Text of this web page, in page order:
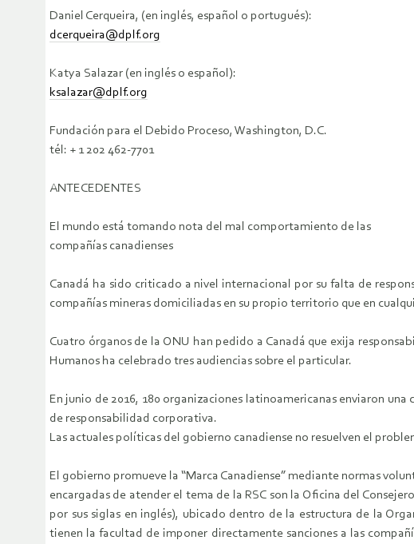
Daniel Cerqueira, (en inglés, español o portugués):
dcerqueira@dplf.org
Katya Salazar (en inglés o español):
ksalazar@dplf.org
Fundación para el Debido Proceso, Washington, D.C.
tél: + 1 202 462-7701
ANTECEDENTES
El mundo está tomando nota del mal comportamiento de las
compañías canadienses
Canadá ha sido criticado a nivel internacional por su falta de
compañías mineras domiciliadas en su propio territorio que en
Cuatro órganos de la ONU han pedido a Canadá que exija
Humanos ha celebrado tres audiencias sobre el particular.
En junio de 2016, 180 organizaciones latinoamericanas enviaron
de responsabilidad corporativa.
Las actuales políticas del gobierno canadiense no resuelven el
El gobierno promueve la “Marca Canadiense” mediante normas
encargadas de atender el tema de la RSC son la Oficina del
por sus siglas en inglés), ubicado dentro de la estructura de la
tienen la facultad de imponer directamente sanciones a las